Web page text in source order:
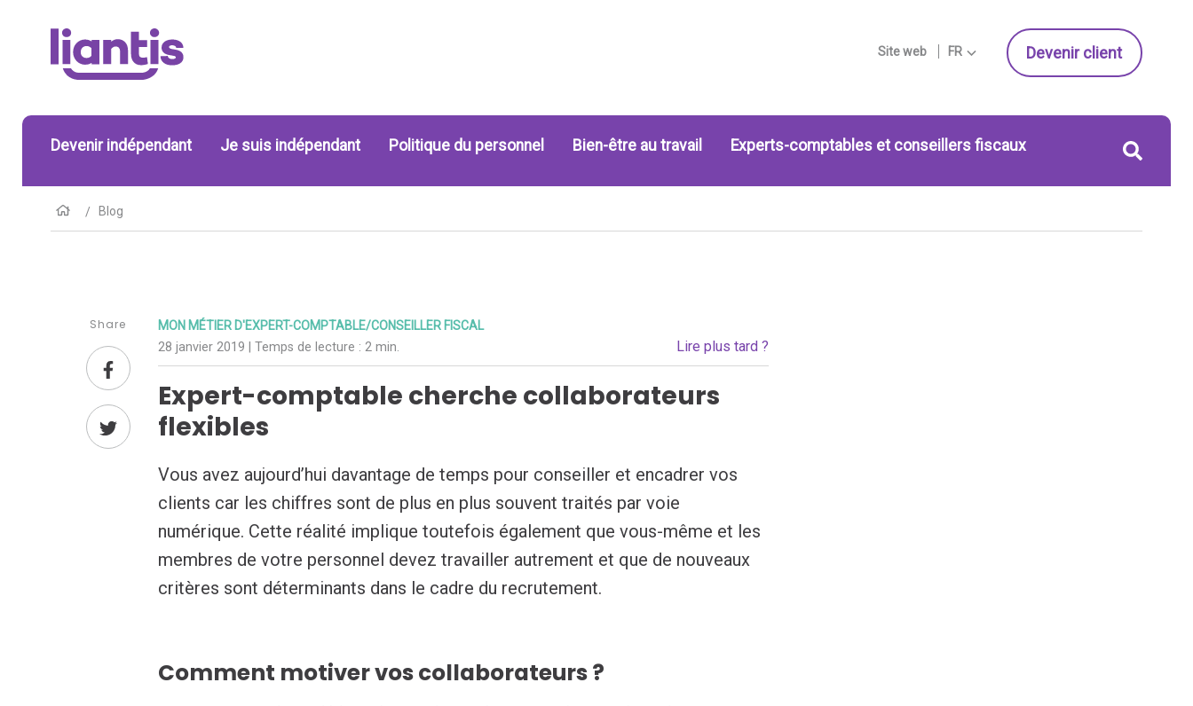
Site web FR Devenir client
Devenir indépendant Je suis indépendant Politique du personnel Bien-être au travail Experts-comptables et conseillers fiscaux
Blog
Share MON MÉTIER D'EXPERT-COMPTABLE/CONSEILLER FISCAL
28 janvier 2019 | Temps de lecture :2 min. Lire plus tard ?
Expert-comptable cherche collaborateurs
flexibles
Vous avez aujourd’hui davantage de temps pour conseiller et encadrer vos
clients car les chiffres sont de plus en plus souvent traités par voie
numérique. Cette réalité implique toutefois également que vous-même et les
membres de votre personnel devez travailler autrement et que de nouveaux
critères sont déterminants dans le cadre du recrutement.
Comment motiver vos collaborateurs ?